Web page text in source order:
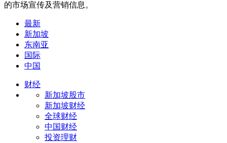
的市场宣传及营销信息。
最新
新加坡
东南亚
国际
中国
财经
新加坡股市
新加坡财经
全球财经
中国财经
投资理财